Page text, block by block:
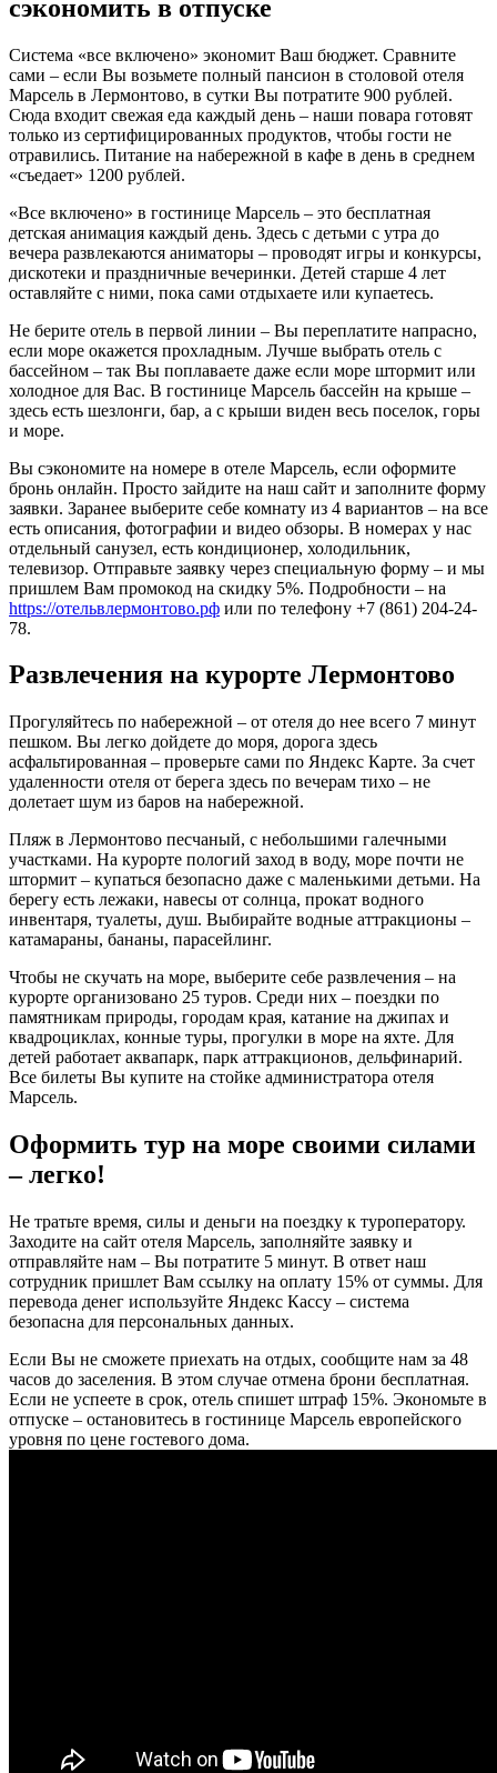
сэкономить в отпуске
Система «все включено» экономит Ваш бюджет. Сравните
сами – если Вы возьмете полный пансион в столовой отеля
Марсель в Лермонтово, в сутки Вы потратите 900 рублей.
Сюда входит свежая еда каждый день – наши повара готовят
только из сертифицированных продуктов, чтобы гости не
отравились. Питание на набережной в кафе в день в среднем
«съедает» 1200 рублей.
«Все включено» в гостинице Марсель – это бесплатная
детская анимация каждый день. Здесь с детьми с утра до
вечера развлекаются аниматоры – проводят игры и конкурсы,
дискотеки и праздничные вечеринки. Детей старше 4 лет
оставляйте с ними, пока сами отдыхаете или купаетесь.
Не берите отель в первой линии – Вы переплатите напрасно,
если море окажется прохладным. Лучше выбрать отель с
бассейном – так Вы поплаваете даже если море штормит или
холодное для Вас. В гостинице Марсель бассейн на крыше –
здесь есть шезлонги, бар, а с крыши виден весь поселок, горы
и море.
Вы сэкономите на номере в отеле Марсель, если оформите
бронь онлайн. Просто зайдите на наш сайт и заполните форму
заявки. Заранее выберите себе комнату из 4 вариантов – на все
есть описания, фотографии и видео обзоры. В номерах у нас
отдельный санузел, есть кондиционер, холодильник,
телевизор. Отправьте заявку через специальную форму – и мы
пришлем Вам промокод на скидку 5%. Подробности – на
https://отельвлермонтово.рф или по телефону +7 (861) 204-24-
78.
Развлечения на курорте Лермонтово
Прогуляйтесь по набережной – от отеля до нее всего 7 минут
пешком. Вы легко дойдете до моря, дорога здесь
асфальтированная – проверьте сами по Яндекс Карте. За счет
удаленности отеля от берега здесь по вечерам тихо – не
долетает шум из баров на набережной.
Пляж в Лермонтово песчаный, с небольшими галечными
участками. На курорте пологий заход в воду, море почти не
штормит – купаться безопасно даже с маленькими детьми. На
берегу есть лежаки, навесы от солнца, прокат водного
инвентаря, туалеты, душ. Выбирайте водные аттракционы –
катамараны, бананы, парасейлинг.
Чтобы не скучать на море, выберите себе развлечения – на
курорте организовано 25 туров. Среди них – поездки по
памятникам природы, городам края, катание на джипах и
квадроциклах, конные туры, прогулки в море на яхте. Для
детей работает аквапарк, парк аттракционов, дельфинарий.
Все билеты Вы купите на стойке администратора отеля
Марсель.
Оформить тур на море своими силами
– легко!
Не тратьте время, силы и деньги на поездку к туроператору.
Заходите на сайт отеля Марсель, заполняйте заявку и
отправляйте нам – Вы потратите 5 минут. В ответ наш
сотрудник пришлет Вам ссылку на оплату 15% от суммы. Для
перевода денег используйте Яндекс Кассу – система
безопасна для персональных данных.
Если Вы не сможете приехать на отдых, сообщите нам за 48
часов до заселения. В этом случае отмена брони бесплатная.
Если не успеете в срок, отель спишет штраф 15%. Экономьте в
отпуске – остановитесь в гостинице Марсель европейского
уровня по цене гостевого дома.